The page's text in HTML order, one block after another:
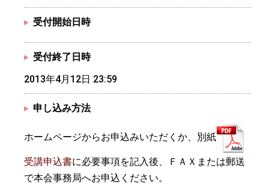
受付開始日時
受付終了日時
2013年4月12日 23:59
申し込み方法
ホームページからお申込みいただくか、別紙
受講申込書に必要事項を記入後、ＦＡＸまたは郵送
で本会事務局へお申込ください。